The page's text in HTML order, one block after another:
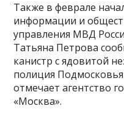
Также в феврале
информации и
управления МВД
Татьяна Петрова
канистр с ядовитой
полиция
отмечает агентство
«Москва».